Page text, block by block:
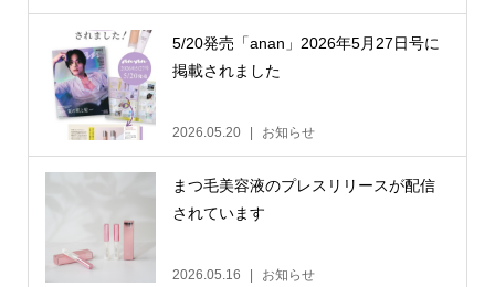
5/20発売「anan」2026年5月27日号に
掲載されました
2026.05.20 お知らせ
まつ毛美容液のプレスリリースが配信
されています
2026.05.16 お知らせ